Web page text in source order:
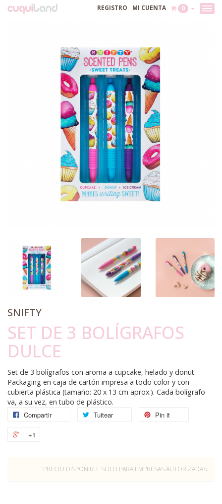
REGISTRO MI CUENTA 0
SNIFTY
SET DE 3 BOLÍGRAFOS
DULCE
Set de 3 bolígrafos con aroma a cupcake, helado y donut.
Packaging en caja de cartón impresa a todo color y con
cubierta plástica (tamaño: 20 x 13 cm aprox.). Cada bolígrafo
va, a su vez, en tubo de plástico.
Compartir
Tuitear Pin it
+1
PRECIO DISPONIBLE SOLO PARA EMPRESAS AUTORIZADAS